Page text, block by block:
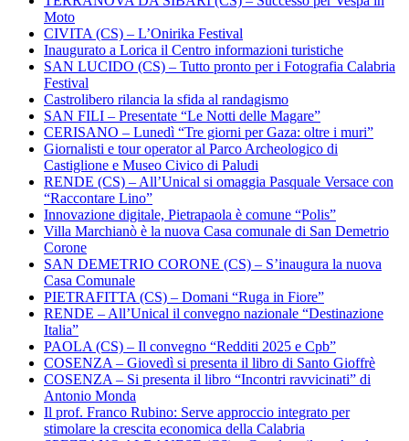
Moto
CIVITA (CS) – L’Onirika Festival
Inaugurato a Lorica il Centro informazioni turistiche
SAN LUCIDO (CS) – Tutto pronto per i Fotografia Calabria
Festival
Castrolibero rilancia la sfida al randagismo
SAN FILI – Presentate “Le Notti delle Magare”
CERISANO – Lunedì “Tre giorni per Gaza: oltre i muri”
Giornalisti e tour operator al Parco Archeologico di
Castiglione e Museo Civico di Paludi
RENDE (CS) – All’Unical si omaggia Pasquale Versace con
“Raccontare Lino”
Innovazione digitale, Pietrapaola è comune “Polis”
Villa Marchianò è la nuova Casa comunale di San Demetrio
Corone
SAN DEMETRIO CORONE (CS) – S’inaugura la nuova
Casa Comunale
PIETRAFITTA (CS) – Domani “Ruga in Fiore”
RENDE – All’Unical il convegno nazionale “Destinazione
Italia”
PAOLA (CS) – Il convegno “Redditi 2025 e Cpb”
COSENZA – Giovedì si presenta il libro di Santo Gioffrè
COSENZA – Si presenta il libro “Incontri ravvicinati” di
Antonio Monda
Il prof. Franco Rubino: Serve approccio integrato per
stimolare la crescita economica della Calabria